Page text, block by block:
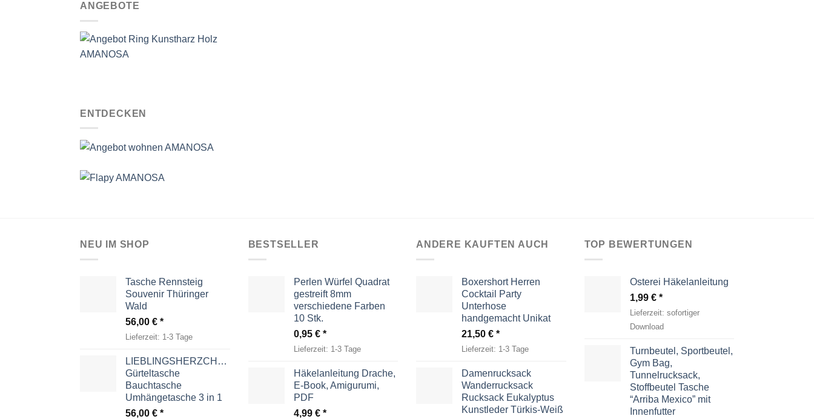
ANGEBOTE
ENTDECKEN
NEU IM SHOP
Tasche Rennsteig
Souvenir Thüringer
Wald
56,00 €
Lieferzeit: 1-3 Tage
LIEBLINGSHERZCHEN
Gürteltasche
Bauchtasche
Umhängetasche 3 in 1
56,00 €
BESTSELLER
Perlen Würfel Quadrat
gestreift 8mm
verschiedene Farben
10 Stk.
0,95 €
Lieferzeit: 1-3 Tage
Häkelanleitung Drache,
E-Book, Amigurumi,
PDF
4,99 €
ANDERE KAUFTEN AUCH
Boxershort Herren
Cocktail Party
Unterhose
handgemacht Unikat
21,50 €
Lieferzeit: 1-3 Tage
Damenrucksack
Wanderrucksack
Rucksack Eukalyptus
Kunstleder Türkis-Weiß
TOP BEWERTUNGEN
Osterei Häkelanleitung
1,99 €
Lieferzeit: sofortiger
Download
Turnbeutel, Sportbeutel,
Gym Bag,
Tunnelrucksack,
Stoffbeutel Tasche
“Arriba Mexico” mit
Innenfutter